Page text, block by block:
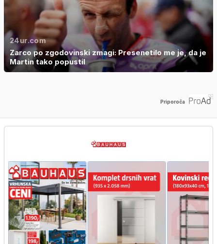
24ur.com
Zarco po zgodovinski zmagi: Presenetilo me je, da je
Martin tako popustil
Priporoča